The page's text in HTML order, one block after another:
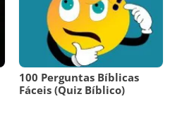
100 Perguntas Bíblicas
Fáceis (Quiz Bíblico)